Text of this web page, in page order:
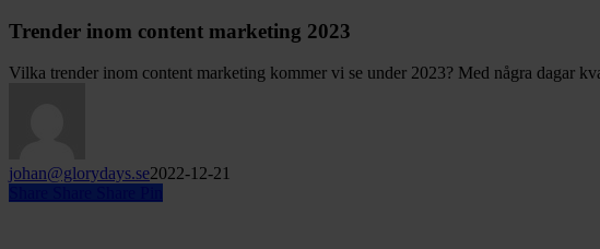
Trender inom content marketing 2023
Vilka trender inom content marketing kommer vi se under 2023? Med några dagar
johan@glorydays.se2022-12-21